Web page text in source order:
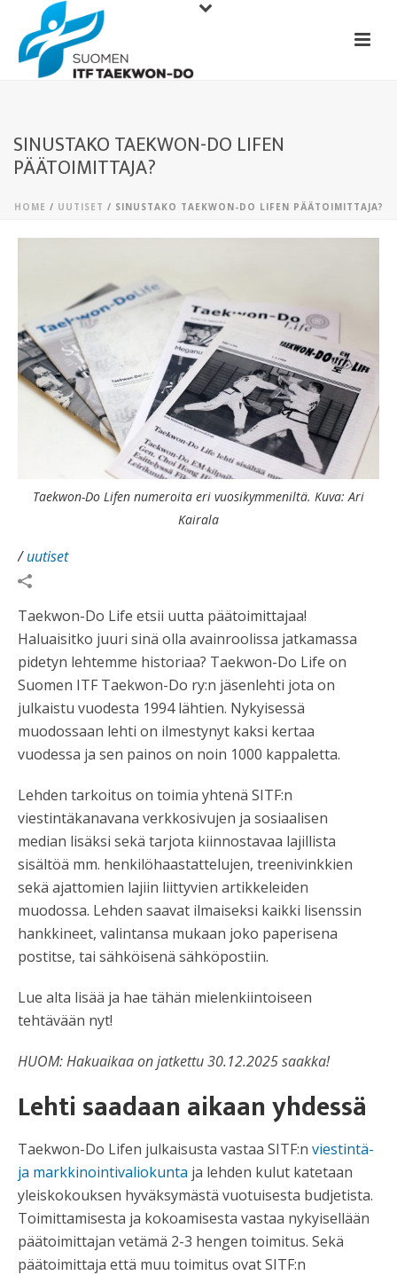
SINUSTAKO TAEKWON-DO LIFEN
PÄÄTOIMITTAJA?
HOME / UUTISET / SINUSTAKO TAEKWON-DO LIFEN PÄÄTOIMITTAJA?
Taekwon-Do Lifen numeroita eri vuosikymmeniltä. Kuva: Ari
Kairala
/uutiset
Taekwon-Do Life etsii uutta päätoimittajaa!
Haluaisitko juuri sinä olla avainroolissa jatkamassa
pidetyn lehtemme historiaa? Taekwon-Do Life on
Suomen ITF Taekwon-Do ry:n jäsenlehti jota on
julkaistu vuodesta 1994 lähtien. Nykyisessä
muodossaan lehti on ilmestynyt kaksi kertaa
vuodessa ja sen painos on noin 1000 kappaletta.
Lehden tarkoitus on toimia yhtenä SITF:n
viestintäkanavana verkkosivujen ja sosiaalisen
median lisäksi sekä tarjota kiinnostavaa lajillista
sisältöä mm. henkilöhaastattelujen, treenivinkkien
sekä ajattomien lajiin liittyvien artikkeleiden
muodossa. Lehden saavat ilmaiseksi kaikki lisenssin
hankkineet, valintansa mukaan joko paperisena
postitse, tai sähköisenä sähköpostiin.
Lue alta lisää ja hae tähän mielenkiintoiseen
tehtävään nyt!
HUOM: Hakuaikaa on jatkettu 30.12.2025 saakka!
Lehti saadaan aikaan yhdessä
Taekwon-Do Lifen julkaisusta vastaa SITF:n viestintä-
ja markkinointivaliokunta ja lehden kulut katetaan
yleiskokouksen hyväksymästä vuotuisesta budjetista.
Toimittamisesta ja kokoamisesta vastaa nykyisellään
päätoimittajan vetämä 2-3 hengen toimitus. Sekä
päätoimittaja että muu toimitus ovat SITF:n